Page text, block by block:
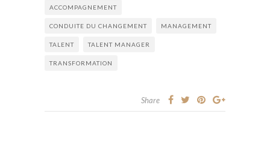
ACCOMPAGNEMENT
CONDUITE DU CHANGEMENT MANAGEMENT
TALENT TALENT MANAGER
TRANSFORMATION
Share